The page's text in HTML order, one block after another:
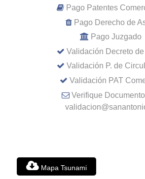
Pago Patentes
Pago Derecho de
Pago Juzgado
Validación Decreto
Validación P. de
Validación PAT
Verifique
Mapa Tsunami